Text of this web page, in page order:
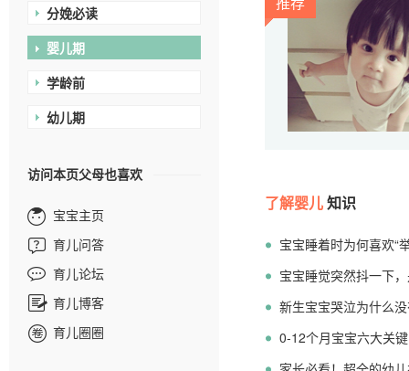
分娩必读
婴儿期
学龄前
幼儿期
访问本页父母也喜欢
宝宝主页
育儿问答
育儿论坛
育儿博客
育儿圈圈
了解婴儿知识
宝宝睡着时为何喜欢“
宝宝睡觉突然抖一下
新生宝宝哭泣为什么
0-12个月宝宝六大关